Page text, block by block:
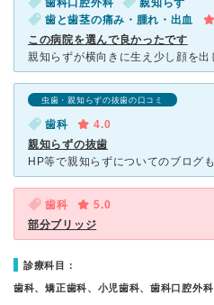
歯科口腔外科
親知らず
歯と歯茎の痛み・腫れ・出血
この病院を選んで良かったです
虫歯・親知らずの抜歯の口コミ
歯科
4.0
親知らずの抜歯
歯科
5.0
部分ブリッジ
診療科目：
歯科、矯正歯科、小児歯科、歯科口腔外科